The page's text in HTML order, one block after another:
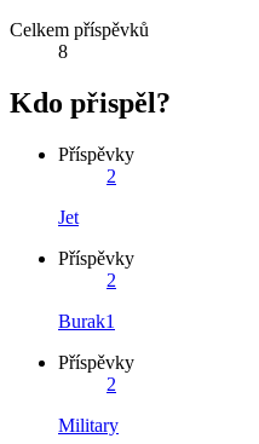
Celkem příspěvků
8
Kdo přispěl?
Příspěvky
2
Jet
Příspěvky
2
Burak1
Příspěvky
2
Military